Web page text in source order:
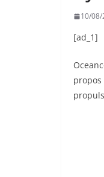
10/
[ad_1]
propos